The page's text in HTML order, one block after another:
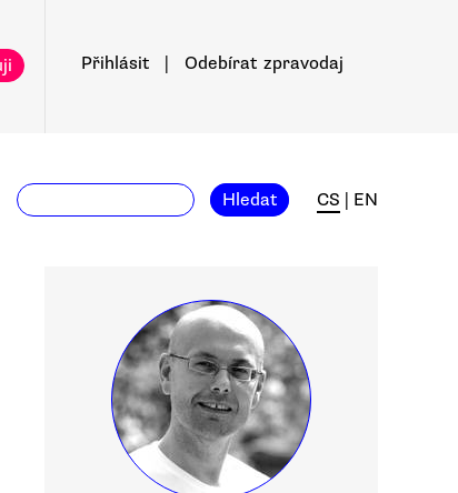
Přihlásit Odebírat zpravodaj
Hledat CS EN